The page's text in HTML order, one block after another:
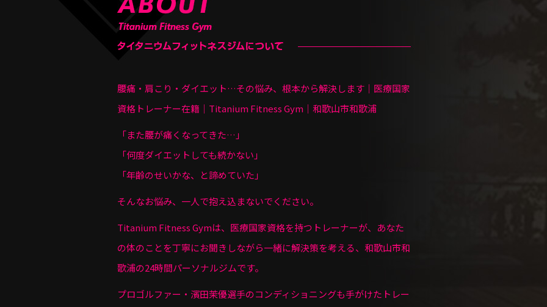
腰痛・肩こり・ダイエット…その悩み、根本から解決します｜医療国家
資格トレーナー在籍｜Titanium Fitness Gym｜和歌山市和歌浦
「また腰が痛くなってきた…」
「何度ダイエットしても続かない」
「年齢のせいかな、と諦めていた」
そんなお悩み、一人で抱え込まないでください。
Titanium Fitness Gymは、医療国家資格を持つトレーナーが、あなた
の体のことを丁寧にお聞きしながら一緒に解決策を考える、和歌山市和
歌浦の24時間パーソナルジムです。
プロゴルファー・濱田茉優選手のコンディショニングも手がけたトレー